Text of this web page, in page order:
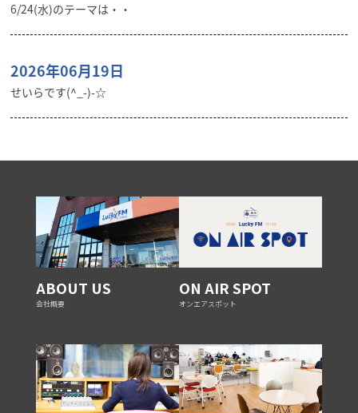
6/24(水)のテーマは・・
2026年06月19日
せいらです(^_-)-☆
ABOUT US
会社概要
ON AIR SPOT
オンエアスポット